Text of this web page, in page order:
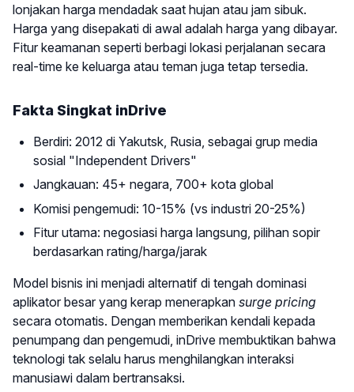
lonjakan harga mendadak saat hujan atau jam sibuk.
Harga yang disepakati di awal adalah harga yang dibayar.
Fitur keamanan seperti berbagi lokasi perjalanan secara
real-time ke keluarga atau teman juga tetap tersedia.
Fakta Singkat inDrive
Berdiri: 2012 di Yakutsk, Rusia, sebagai grup media
sosial "Independent Drivers"
Jangkauan: 45+ negara, 700+ kota global
Komisi pengemudi: 10-15% (vs industri 20-25%)
Fitur utama: negosiasi harga langsung, pilihan sopir
berdasarkan rating/harga/jarak
Model bisnis ini menjadi alternatif di tengah dominasi
aplikator besar yang kerap menerapkan surge pricing
secara otomatis. Dengan memberikan kendali kepada
penumpang dan pengemudi, inDrive membuktikan bahwa
teknologi tak selalu harus menghilangkan interaksi
manusiawi dalam bertransaksi.